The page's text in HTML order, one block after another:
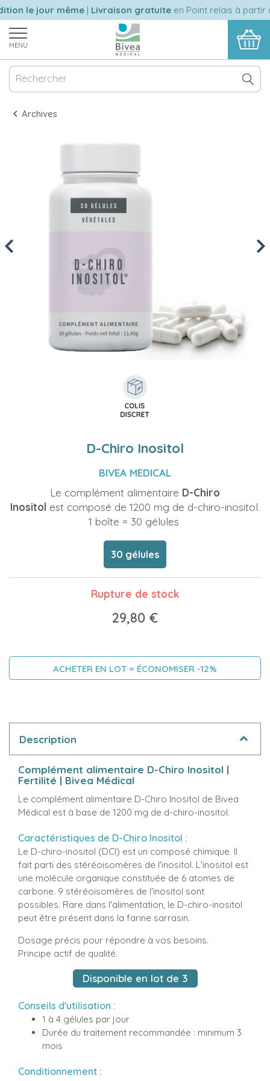
le jour même|Livraison gratuiteen Point relais à partir
MENU
Archives
Previous
D-Chiro Inositol
BIVEA MEDICAL
Le complément alimentaire D-Chiro
Inositol est composé de 1200 mg de d-chiro-inositol.
1 boîte = 30 gélules
30 gélules
Rupture de stock
29,80 €
ACHETER EN LOT = ÉCONOMISER -12%
Description
Complément alimentaire D-Chiro Inositol |
Fertilité | Bivea Médical
Le complément alimentaire D-Chiro Inositol de Bivea
Médical est à base de 1200 mg de d-chiro-inositol.
Caractéristiques de D-Chiro Inositol :
Le D-chiro-inositol (DCI) est un composé chimique. Il
fait parti des stéréoisomères de l'inositol. L'inositol est
une molécule organique constituée de 6 atomes de
carbone. 9 stéréoisomères de l'inositol sont
possibles. Rare dans l'alimentation, le D-chiro-inositol
peut être présent dans la farine sarrasin.
Dosage précis pour répondre à vos besoins.
Principe actif de qualité.
Disponible en lot de 3
Conseils d'utilisation :
1 à 4 gélules par jour
Durée du traitement recommandée : minimum 3
mois
Conditionnement :